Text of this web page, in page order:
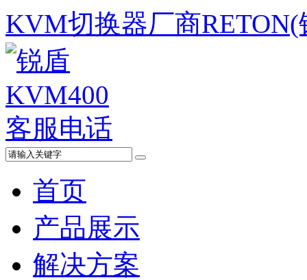
KVM切换器厂商RETON(
首页
产品展示
解决方案